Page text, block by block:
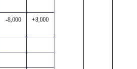
-8,000 +8,000